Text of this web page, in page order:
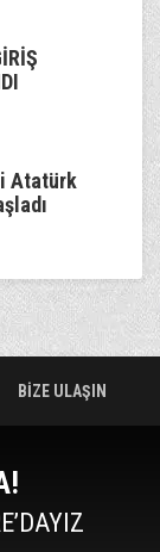
Atatürk
BİZE ULAŞIN